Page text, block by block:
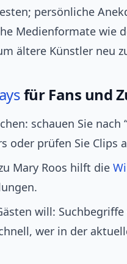
persönliche
Medienformate wie
ältere Künstler neu
für Fans und
schauen Sie
oder prüfen Sie Clips
Mary Roos hilft die
will:
wer in der